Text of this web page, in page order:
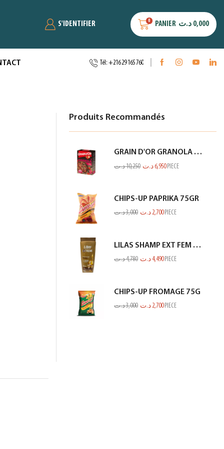
S'IDENTIFIER 0 PANIER 0,000 د.ت
Tél: +216 29 165 760
Produits Recommandés
GRAIN D'OR GRANOLA CHOCO FRAISE 300GR
10,250د.ت 6,950 د.ت PIECE
CHIPS-UP PAPRIKA 75GR
3,000د.ت 2,700 د.ت PIECE
LILAS SHAMP EXT FEM KERATINE MARRON GOLD 350ML
4,780د.ت 4,490 د.ت PIECE
CHIPS-UP FROMAGE 75G
3,000د.ت 2,700 د.ت PIECE